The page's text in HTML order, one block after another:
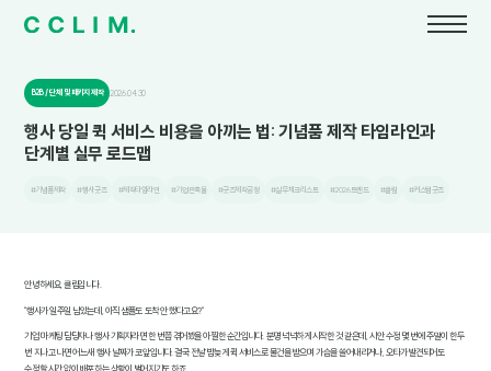
B2B / 단체 및 패키지 제작 2026.04.30
행사 당일 퀵 서비스 비용을 아끼는 법: 기념품 제작 타임라인과
단계별 실무 로드맵
#기념품제작 #행사굿즈 #제작타임라인 #기업판촉물 #굿즈제작공정 #실무체크리스트 #2026트렌드 #클림 #커스텀굿즈
안녕하세요, 클림입니다.
"행사가 일주일 남았는데, 아직 샘플도 도착 안 했다고요?"
기업 마케팅 담당자나 행사 기획자라면 한 번쯤 겪어봤을 아찔한 순간입니다. 분명 넉넉하게 시작한 것 같은데, 시안 수정 몇 번에 주말이 한두
번 지나고 나면 어느새 행사 날짜가 코앞입니다. 결국 전날 밤늦게 퀵 서비스로 물건을 받으며 가슴을 쓸어내리거나, 오타가 발견되어도